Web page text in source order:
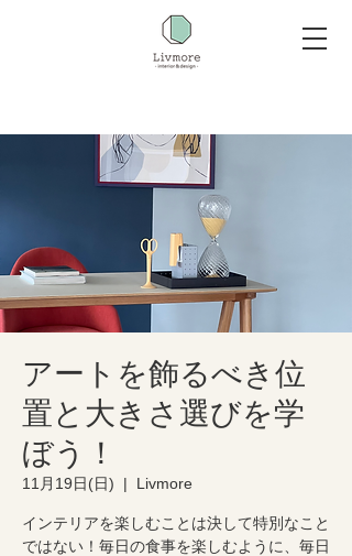
アートを飾るべき位
置と大きさ選びを学
ぼう！
11月19日(日)
  |
Livmore
インテリアを楽しむことは決して特別なこと
ではない！毎日の食事を楽しむように、毎日